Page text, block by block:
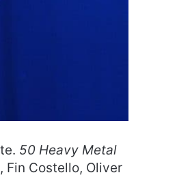
50 Heavy Metal
Fin Costello, Oliver